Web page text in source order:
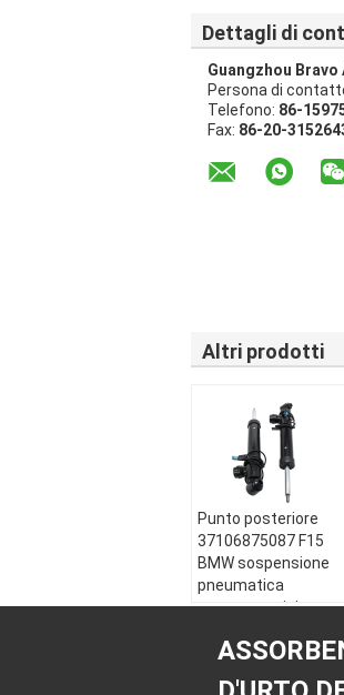
Dettagli di
Guangzhou
Persona di
Telefono: 86-
Fax: 86-20-
Altri prodotti
Punto posteriore
37106875087 F15
BMW sospensione
pneumatica
gomma acciaio
Modello:X5 (F15,